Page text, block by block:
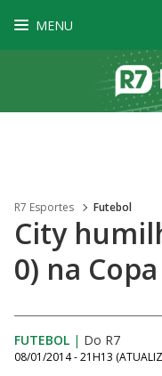
MENU
R7 Esportes Futebol
City
0) na
FUTEBOL | Do R7
08/01/2014 - 21H13